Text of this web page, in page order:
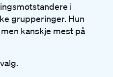
i
grupperinger. Hun
kanskje mest på